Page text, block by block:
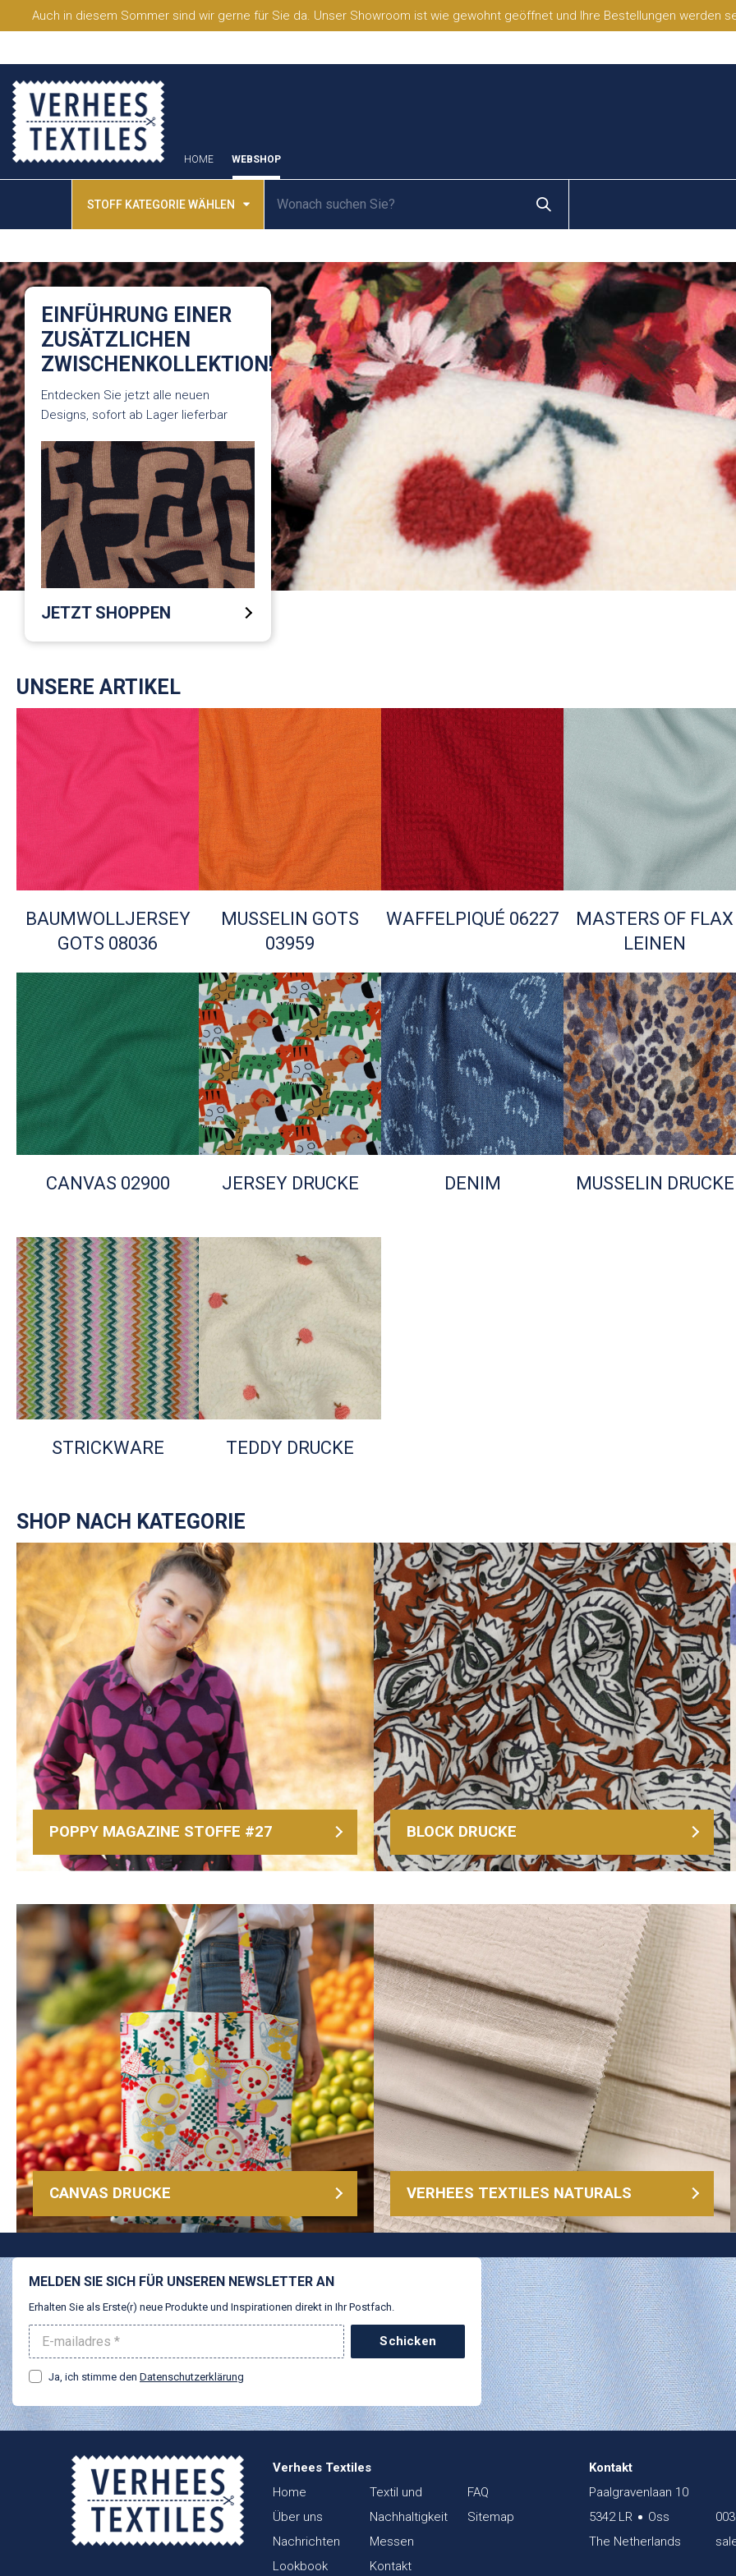
Auch in diesem Sommer sind wir gerne für Sie da. Unser Showroom ist wie gewohnt geöffnet und Ihre Bestellungen werden
HOME WEBSHOP
STOFF KATEGORIE WÄHLEN
EINFÜHRUNG EINER
ZUSÄTZLICHEN
ZWISCHENKOLLEKTION!
Entdecken Sie jetzt alle neuen
Designs, sofort ab Lager lieferbar
JETZT SHOPPEN
UNSERE ARTIKEL
BAUMWOLLJERSEY
GOTS 08036
MUSSELIN GOTS
03959
WAFFELPIQUÉ 06227
MASTERS OF FLAX
LEINEN
CANVAS 02900 JERSEY DRUCKE DENIM MUSSELIN DRUCKE
STRICKWARE TEDDY DRUCKE
SHOP NACH KATEGORIE
POPPY MAGAZINE STOFFE #27 BLOCK DRUCKE
CANVAS DRUCKE VERHEES TEXTILES NATURALS
MELDEN SIE SICH FÜR UNSEREN NEWSLETTER AN
Erhalten Sie als Erste(r) neue Produkte und Inspirationen direkt in Ihr Postfach.
Ja, ich stimme den Datenschutzerklärung
Schicken
Verhees Textiles
Home
Über uns
Nachrichten
Lookbook
Textil und
Nachhaltigkeit
Messen
Kontakt
FAQ
Sitemap
Kontakt
Paalgravenlaan 10
5342 LR
Oss
The Netherlands